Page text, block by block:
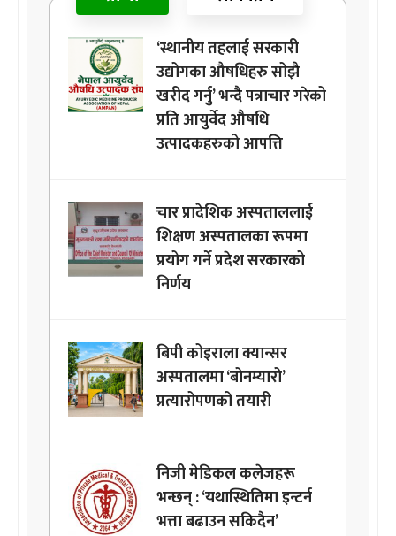
‘स्थानीय तहलाई सरकारी
उद्योगका औषधिहरु सोझै
खरीद गर्नु’ भन्दै पत्राचार गरेको
प्रति आयुर्वेद औषधि
उत्पादकहरुको आपत्ति
चार प्रादेशिक अस्पताललाई
शिक्षण अस्पतालका रूपमा
प्रयोग गर्ने प्रदेश सरकारको
निर्णय
बिपी कोइराला क्यान्सर
अस्पतालमा ‘बोनम्यारो’
प्रत्यारोपणको तयारी
निजी मेडिकल कलेजहरू
भन्छन् : ‘यथास्थितिमा इन्टर्न
भत्ता बढाउन सकिदैन’